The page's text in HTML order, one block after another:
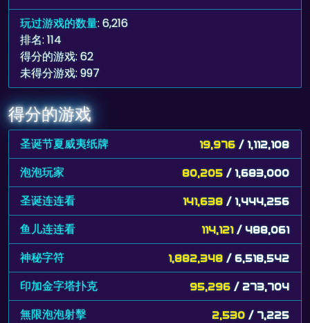
玩过游戏的数量: 6,216
排名: 114
得分的游戏: 62
未得分游戏: 997
得分的游戏
圣诞节夏威夷纸牌 19,976 / 1,112,108
泡泡玩家 80,205 / 1,683,000
圣诞连连看 141,638 / 1,444,256
鱼儿连连看 114,121 / 488,061
神秘字符 1,882,348 / 6,518,542
印加金字塔扑克 95,296 / 273,704
無限泡泡射擊 2,530 / 7,225